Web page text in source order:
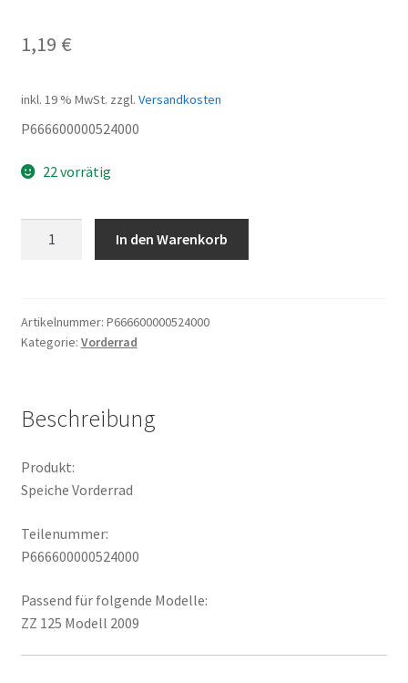
1,19 €
inkl. 19 % MwSt. zzgl. Versandkosten
P666600000524000
22 vorrätig
In den Warenkorb
Artikelnummer: P666600000524000
Kategorie: Vorderrad
Beschreibung
Produkt:
Speiche Vorderrad
Teilenummer:
P666600000524000
Passend für folgende Modelle:
ZZ 125 Modell 2009